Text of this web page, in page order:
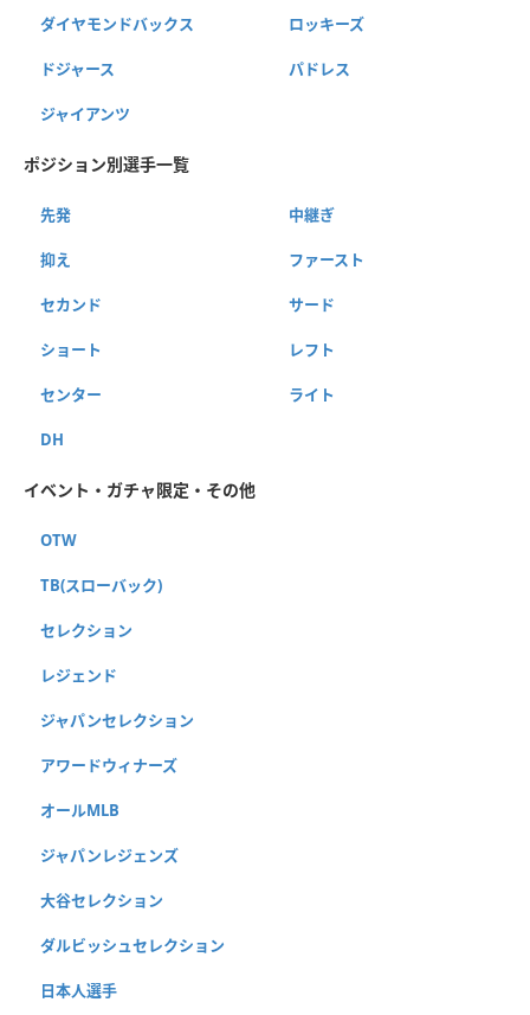
ダイヤモンドバックス ロッキーズ
ドジャース パドレス
ジャイアンツ
ポジション別選手一覧
先発 中継ぎ
抑え ファースト
セカンド サード
ショート レフト
センター ライト
DH
イベント・ガチャ限定・その他
OTW
TB(スローバック)
セレクション
レジェンド
ジャパンセレクション
アワードウィナーズ
オールMLB
ジャパンレジェンズ
大谷セレクション
ダルビッシュセレクション
日本人選手